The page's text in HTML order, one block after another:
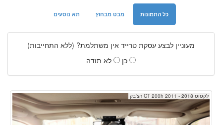
תא נוסעים מבט מבחוץ כל התמונות
מעוניין לבצע עסקת טרייד אין משתלמת? (ללא התחייבות)
כן
לא תודה
לקסוס CT 200h 2011 - 2018 הצ'בק